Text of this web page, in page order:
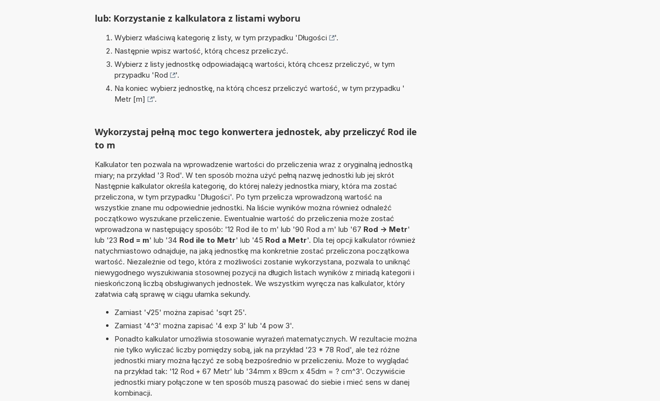
lub: Korzystanie z kalkulatora z listami wyboru
Wybierz właściwą kategorię z listy, w tym przypadku 'Długości
'.
Następnie wpisz wartość, którą chcesz przeliczyć.
Wybierz z listy jednostkę odpowiadającą wartości, którą chcesz przeliczyć, w tym
przypadku 'Rod
'.
Na koniec wybierz jednostkę, na którą chcesz przeliczyć wartość, w tym przypadku '
Metr [m]
'.
Wykorzystaj pełną moc tego konwertera jednostek, aby przeliczyć Rod ile
to m
Kalkulator ten pozwala na wprowadzenie wartości do przeliczenia wraz z oryginalną jednostką
miary; na przykład '3 Rod'. W ten sposób można użyć pełną nazwę jednostki lub jej skrót
Następnie kalkulator określa kategorię, do której należy jednostka miary, która ma zostać
przeliczona, w tym przypadku 'Długości'. Po tym przelicza wprowadzoną wartość na
wszystkie znane mu odpowiednie jednostki. Na liście wyników można również odnaleźć
początkowo wyszukane przeliczenie. Ewentualnie wartość do przeliczenia może zostać
wprowadzona w następujący sposób: '12 Rod ile to m' lub '90 Rod a m' lub '67 Rod -> Metr'
lub '23 Rod = m' lub '34 Rod ile to Metr' lub '45 Rod a Metr'. Dla tej opcji kalkulator również
natychmiastowo odnajduje, na jaką jednostkę ma konkretnie zostać przeliczona początkowa
wartość. Niezależnie od tego, która z możliwości zostanie wykorzystana, pozwala to uniknąć
niewygodnego wyszukiwania stosownej pozycji na długich listach wyników z miriadą kategorii i
nieskończoną liczbą obsługiwanych jednostek. We wszystkim wyręcza nas kalkulator, który
załatwia całą sprawę w ciągu ułamka sekundy.
Zamiast '√25' można zapisać 'sqrt 25'.
Zamiast '4^3' można zapisać '4 exp 3' lub '4 pow 3'.
Ponadto kalkulator umożliwia stosowanie wyrażeń matematycznych. W rezultacie można
nie tylko wyliczać liczby pomiędzy sobą, jak na przykład '23 * 78 Rod', ale też różne
jednostki miary można łączyć ze sobą bezpośrednio w przeliczeniu. Może to wyglądać
na przykład tak: '12 Rod + 67 Metr' lub '34mm x 89cm x 45dm = ? cm^3'. Oczywiście
jednostki miary połączone w ten sposób muszą pasować do siebie i mieć sens w danej
kombinacji.